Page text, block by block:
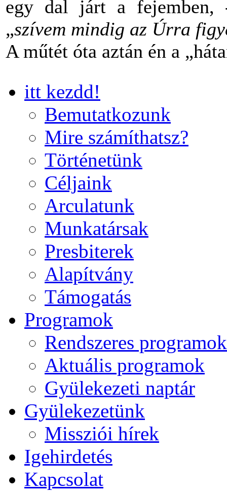
egy dal járt a fejemben,
„szívem mindig az Úrra
A műtét óta aztán én a
itt kezdd!
Bemutatkozunk
Mire számíthatsz?
Történetünk
Céljaink
Arculatunk
Munkatársak
Presbiterek
Alapítvány
Támogatás
Programok
Rendszeres programok
Aktuális programok
Gyülekezeti naptár
Gyülekezetünk
Missziói hírek
Igehirdetés
Kapcsolat